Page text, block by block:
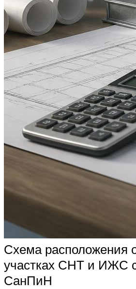
Схема расположения
участках СНТ и ИЖС
СанПиН